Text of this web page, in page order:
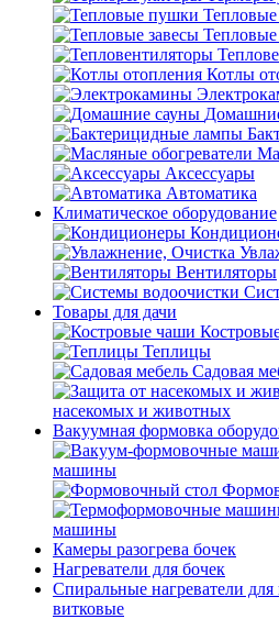
Тепловые
Котлы
Аксессуары
Автоматика
Климатическое оборудование
Вентиляторы
Товары для дачи
Теплицы
Садовая
насекомых и животных
Вакуумная формовка
машины
машины
Камеры разогрева бочек
Нагреватели для бочек
Спиральные нагреватели
витковые